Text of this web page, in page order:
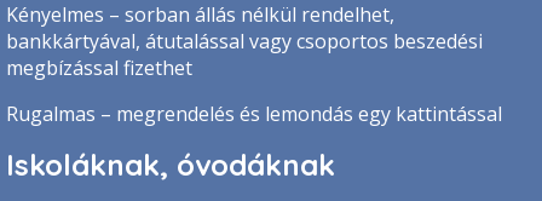
Kényelmes – sorban állás nélkül rendelhet,
bankkártyával, átutalással vagy csoportos beszedési
megbízással fizethet
Rugalmas – megrendelés és lemondás egy kattintással
Iskoláknak, óvodáknak